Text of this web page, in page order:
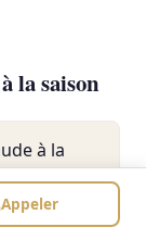
la saison
à la
les
Appeler